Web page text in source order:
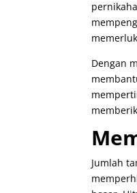
Dengan
Jumlah